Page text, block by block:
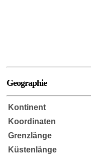
Geographie
Kontinent
Koordinaten
Grenzlänge
Küstenlänge